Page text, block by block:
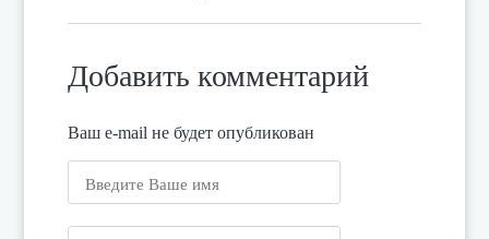
Добавить комментарий
Ваш e-mail не будет опубликован